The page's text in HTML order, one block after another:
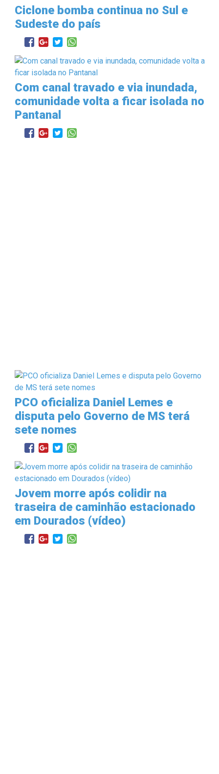
Ciclone bomba continua no Sul e
Sudeste do país
Com canal travado e via inundada,
comunidade volta a ficar isolada no
Pantanal
PCO oficializa Daniel Lemes e
disputa pelo Governo de MS terá
sete nomes
Jovem morre após colidir na
traseira de caminhão estacionado
em Dourados (vídeo)